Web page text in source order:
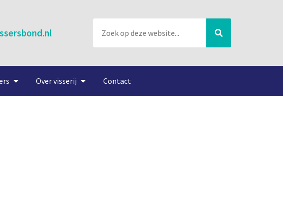
Over visserij Contact